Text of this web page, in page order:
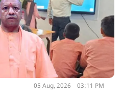
05 Aug, 2026 03:11 PM